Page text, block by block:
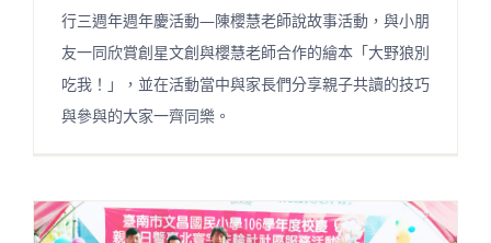
行三週年週年慶活動—陳櫻慧老師說故事活動，與小朋
友一同欣賞創星文創與櫻慧老師合作的繪本「大野狼別
吃我！」，並在活動當中與家長們分享親子共讀的技巧
與參與的大家一齊同樂。